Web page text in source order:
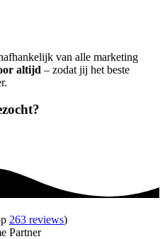
van alle marketing
altijd – zodat jij het beste
263 reviews)